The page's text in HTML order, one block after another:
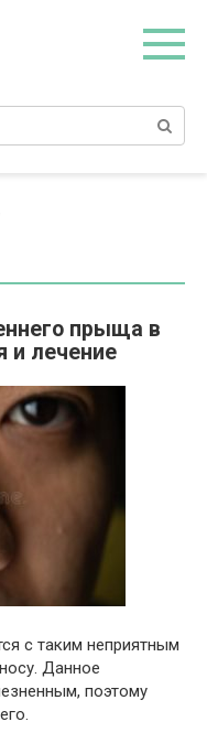
прыща в
и лечение
с таким неприятным
Данное
поэтому